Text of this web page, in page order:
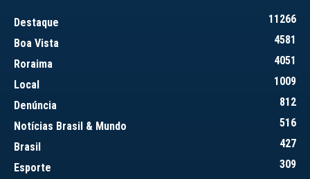
Destaque
11266
Boa Vista
4581
Roraima
4051
Local
1009
Denúncia
812
Notícias Brasil & Mundo
516
Brasil
427
Esporte
309